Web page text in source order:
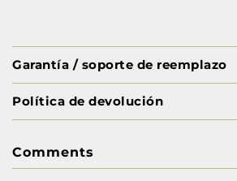
Garantía / soporte de reemplazo
Política de devolución
Comments